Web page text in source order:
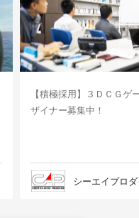
【積極採用】３ＤＣＧゲ
ザイナー募集中！
シーエイプロ